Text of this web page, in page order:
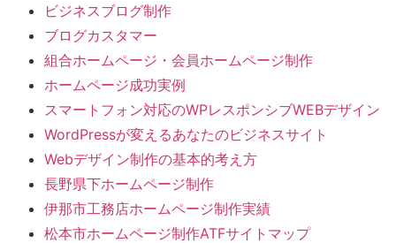
ビジネスブログ制作
ブログカスタマー
組合ホームページ・会員ホームページ制作
ホームページ成功実例
スマートフォン対応のWPレスポンシブWEBデザイン
WordPressが変えるあなたのビジネスサイト
Webデザイン制作の基本的考え方
長野県下ホームページ制作
伊那市工務店ホームページ制作実績
松本市ホームページ制作ATFサイトマップ